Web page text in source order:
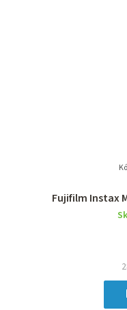
Fujifilm Instax